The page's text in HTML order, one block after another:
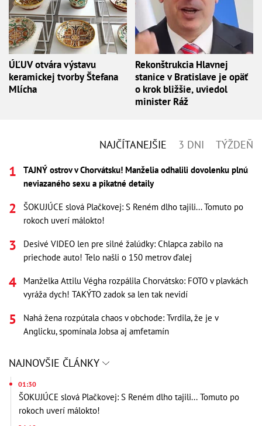
ÚĽUV otvára výstavu
keramickej tvorby Štefana
Mlícha
Rekonštrukcia Hlavnej
stanice v Bratislave je opäť
o krok bližšie, uviedol
minister Ráž
NAJČÍTANEJŠIE 3 DNI TÝŽDEŇ
TAJNÝ ostrov v Chorvátsku! Manželia odhalili dovolenku plnú
neviazaného sexu a pikatné detaily
ŠOKUJÚCE slová Plačkovej: S Reném dlho tajili... Tomuto po
rokoch uverí málokto!
Desivé VIDEO len pre silné žalúdky: Chlapca zabilo na
priechode auto! Telo našli o 150 metrov ďalej
Manželka Attilu Végha rozpálila Chorvátsko: FOTO v plavkách
vyráža dych! TAKÝTO zadok sa len tak nevidí
Nahá žena rozpútala chaos v obchode: Tvrdila, že je v
Anglicku, spomínala Jobsa aj amfetamín
NAJNOVŠIE ČLÁNKY
01:30
ŠOKUJÚCE slová Plačkovej: S Reném dlho tajili... Tomuto po
rokoch uverí málokto!